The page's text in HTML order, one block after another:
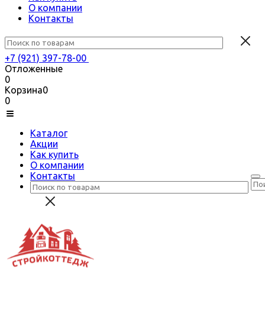
О компании
Контакты
+7 (921) 397-78-00
Отложенные
0
Корзина0
0
Каталог
Акции
Как купить
О компании
Контакты